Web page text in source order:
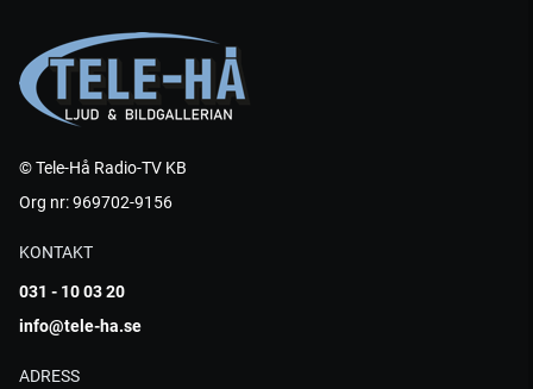
© Tele-Hå Radio-TV KB
Org nr: 969702-9156
KONTAKT
031 - 10 03 20
info@tele-ha.se
ADRESS